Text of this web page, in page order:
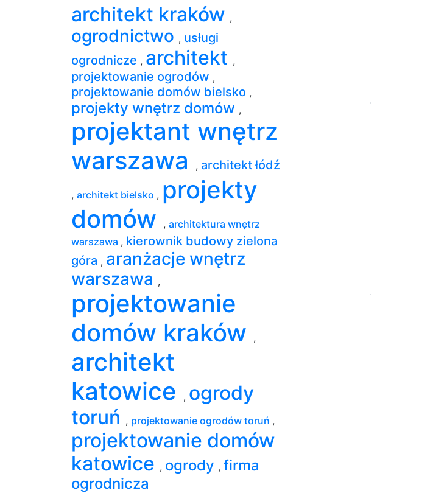
architekt kraków ,
ogrodnictwo , usługi
ogrodnicze , architekt ,
projektowanie ogrodów ,
projektowanie domów bielsko ,
projekty wnętrz domów ,
projektant wnętrz
warszawa
, architekt łódź
, architekt bielsko , projekty
domów
, architektura wnętrz
warszawa , kierownik budowy zielona
góra , aranżacje wnętrz
warszawa ,
projektowanie
domów kraków
,
architekt
katowice
, ogrody
toruń , projektowanie ogrodów toruń ,
projektowanie domów
katowice , ogrody , firma
ogrodnicza